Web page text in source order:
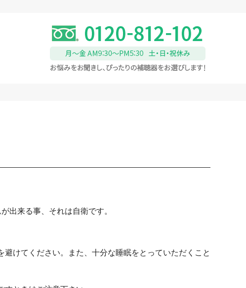
出来る事、それは自衛です。
けてください。また、十分な睡眠をとっていただくこと